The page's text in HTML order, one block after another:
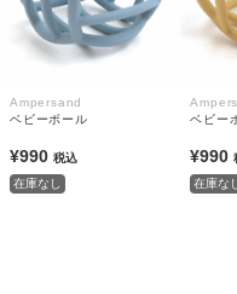
Ampersand
ベビーボール
¥990 税込
在庫なし
ベビー
¥990
在庫なし